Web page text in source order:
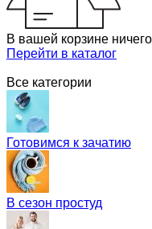
В вашей корзине
Перейти в каталог
Все категории
Готовимся к зачатию
В сезон простуд